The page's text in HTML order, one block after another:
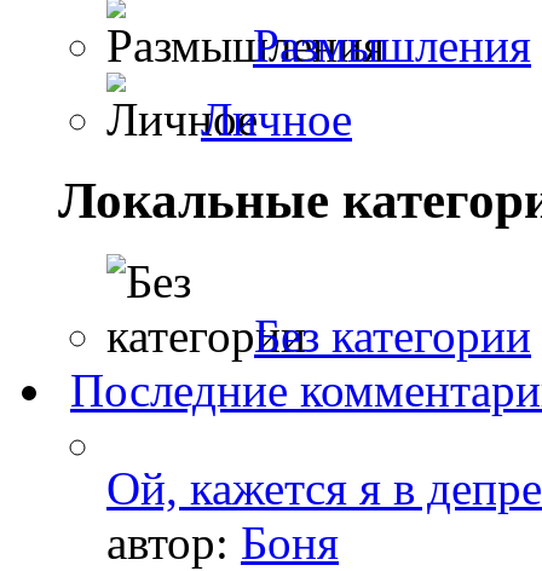
Размышления
Личное
Локальные
Без категории
Последние
Ой, кажется я в
автор: Боня